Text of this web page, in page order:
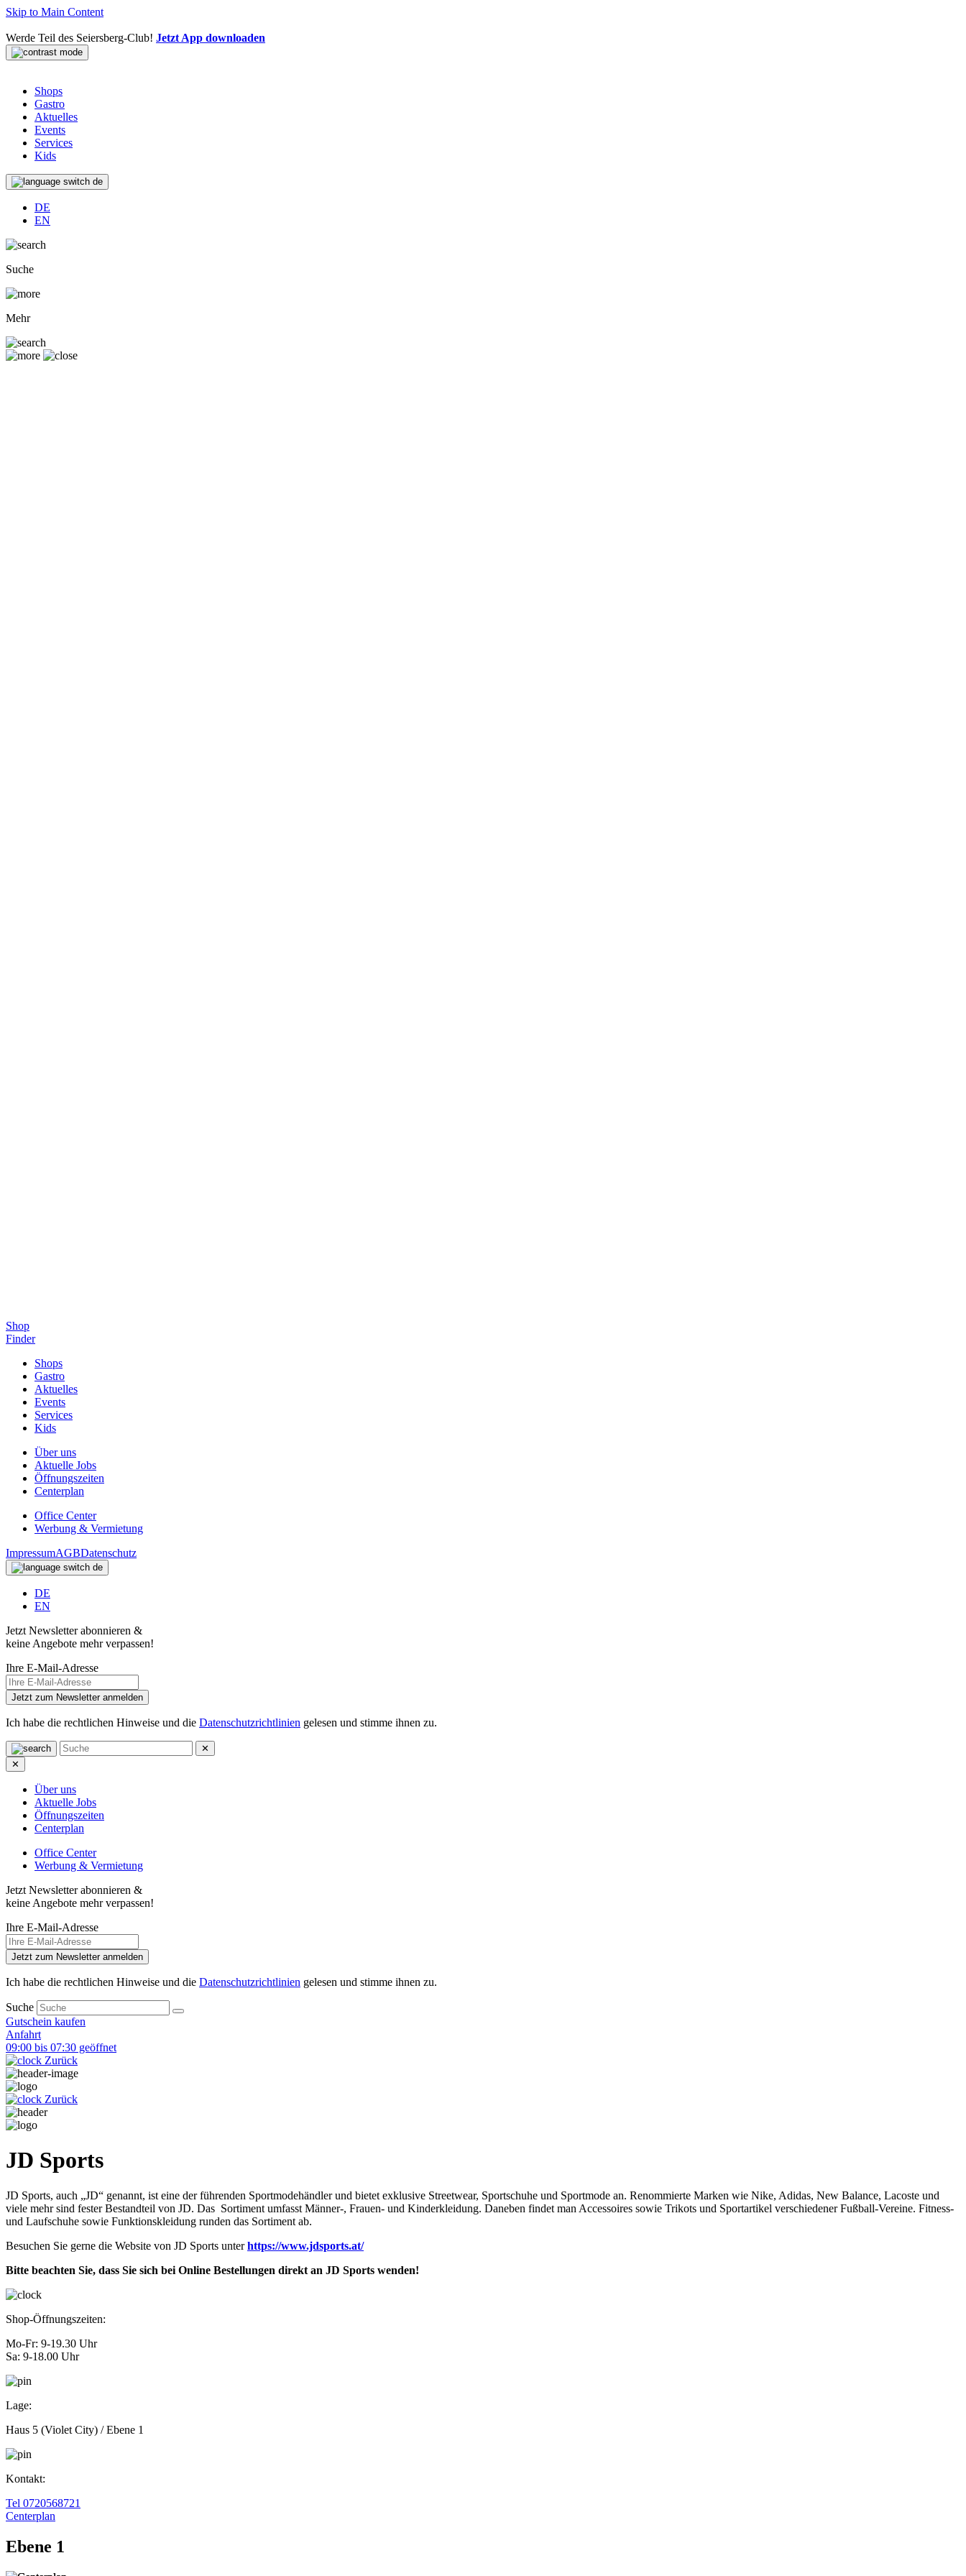
Skip to Main Content
Werde Teil des Seiersberg-Club! Jetzt App downloaden
Shops
Gastro
Aktuelles
Events
Services
Kids
de
DE
EN
Suche
Mehr
Shop
Finder
Shops
Gastro
Aktuelles
Events
Services
Kids
Über uns
Aktuelle Jobs
Öffnungszeiten
Centerplan
Office Center
Werbung & Vermietung
ImpressumAGBDatenschutz
de
DE
EN
Jetzt Newsletter abonnieren &
keine Angebote mehr verpassen!
Ihre E-Mail-Adresse
Jetzt zum Newsletter anmelden
Ich habe die rechtlichen Hinweise und die Datenschutzrichtlinien gelesen und stimme ihnen zu.
✕
✕
Über uns
Aktuelle Jobs
Öffnungszeiten
Centerplan
Office Center
Werbung & Vermietung
Jetzt Newsletter abonnieren &
keine Angebote mehr verpassen!
Ihre E-Mail-Adresse
Jetzt zum Newsletter anmelden
Ich habe die rechtlichen Hinweise und die Datenschutzrichtlinien gelesen und stimme ihnen zu.
Suche
Gutschein kaufen
Anfahrt
09:00 bis 07:30 geöffnet
Zurück
Zurück
JD Sports
JD Sports, auch „JD“ genannt, ist eine der führenden Sportmodehändler und bietet exklusive Streetwear, Sportschuhe und Sportmode an. Renommierte Marken wie Nike, Adidas, New Balance, Lacoste und
viele mehr sind fester Bestandteil von JD. Das Sortiment umfasst Männer-, Frauen- und Kinderkleidung. Daneben findet man Accessoires sowie Trikots und Sportartikel verschiedener Fußball-Vereine. Fitness-
und Laufschuhe sowie Funktionskleidung runden das Sortiment ab.
Besuchen Sie gerne die Website von JD Sports unterhttps://www.jdsports.at/
Bitte beachten Sie, dass Sie sich bei Online Bestellungen direkt an JD Sports wenden!
Shop-Öffnungszeiten:
Mo-Fr: 9-19.30 Uhr
Sa: 9-18.00 Uhr
Lage:
Haus 5 (Violet City) / Ebene 1
Kontakt:
Tel 0720568721
Centerplan
Ebene 1